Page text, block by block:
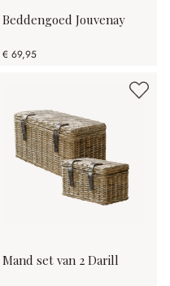
Beddengoed Jouvenay
€ 69,95
Mand set van 2 Darill